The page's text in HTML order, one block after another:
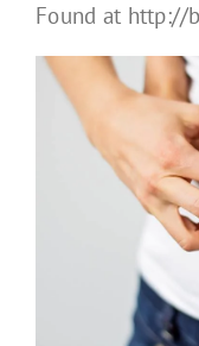
Found at http://